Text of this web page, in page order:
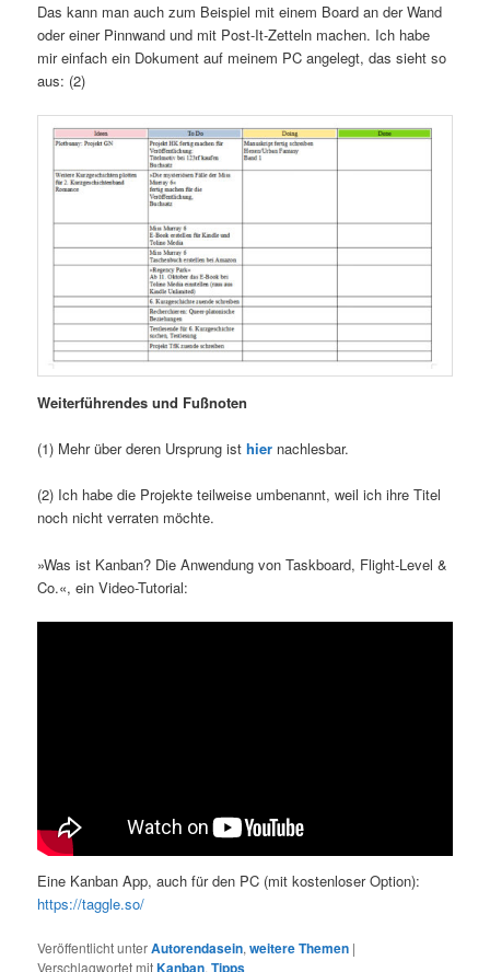
Das kann man auch zum Beispiel mit einem Board an der Wand
oder einer Pinnwand und mit Post-It-Zetteln machen. Ich habe
mir einfach ein Dokument auf meinem PC angelegt, das sieht so
aus: (2)
Weiterführendes und Fußnoten
(1) Mehr über deren Ursprung isthier nachlesbar.
(2) Ich habe die Projekte teilweise umbenannt, weil ich ihre Titel
noch nicht verraten möchte.
»Was ist Kanban? Die Anwendung von Taskboard, Flight-Level &
Co.«, ein Video-Tutorial:
Eine Kanban App, auch für den PC (mit kostenloser Option):
https://taggle.so/
Veröffentlicht unterAutorendasein,weitere Themen |
Verschlagwortet mit
,